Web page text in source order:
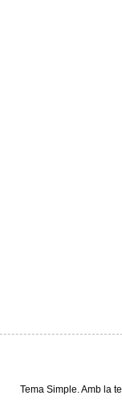
Tema Simple. Amb la